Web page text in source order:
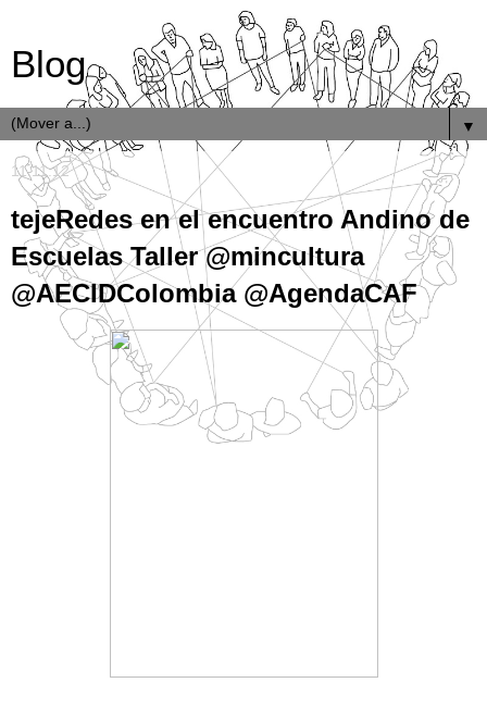
Blog
▼
11.11.12
tejeRedes en el encuentro Andino de
Escuelas Taller @mincultura
@AECIDColombia @AgendaCAF